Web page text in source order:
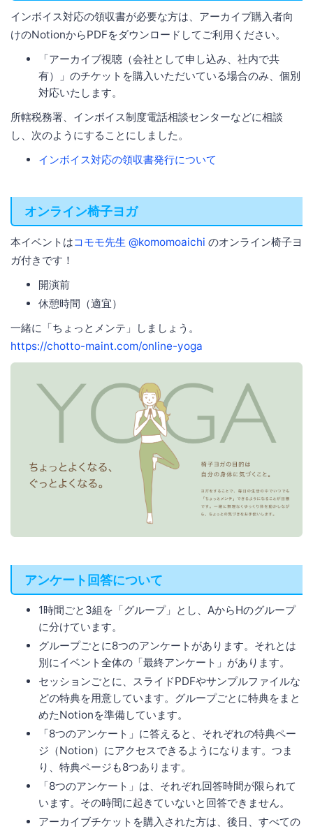
インボイス対応の領収書が必要な方は、アーカイブ購入者向
けのNotionからPDFをダウンロードしてご利用ください。
「アーカイブ視聴（会社として申し込み、社内で共
有）」のチケットを購入いただいている場合のみ、個別
対応いたします。
所轄税務署、インボイス制度電話相談センターなどに相談
し、次のようにすることにしました。
インボイス対応の領収書発行について
オンライン椅子ヨガ
本イベントはコモモ先生 @komomoaichi のオンライン椅子ヨ
ガ付きです！
開演前
休憩時間（適宜）
一緒に「ちょっとメンテ」しましょう。
https://chotto-maint.com/online-yoga
アンケート回答について
1時間ごと3組を「グループ」とし、AからHのグループ
に分けています。
グループごとに8つのアンケートがあります。それとは
別にイベント全体の「最終アンケート」があります。
セッションごとに、スライドPDFやサンプルファイルな
どの特典を用意しています。グループごとに特典をまと
めたNotionを準備しています。
「8つのアンケート」に答えると、それぞれの特典ペー
ジ（Notion）にアクセスできるようになります。つま
り、特典ページも8つあります。
「8つのアンケート」は、それぞれ回答時間が限られて
います。その時間に起きていないと回答できません。
アーカイブチケットを購入された方は、後日、すべての